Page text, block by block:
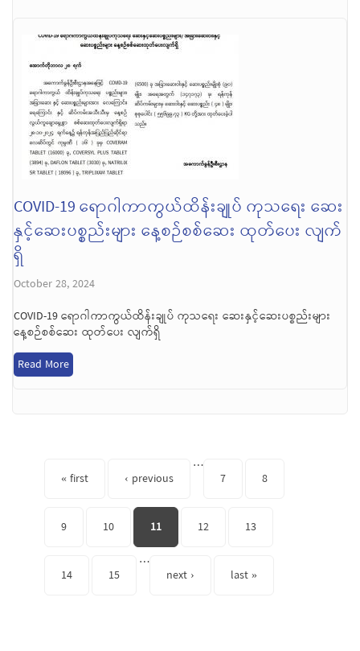
COVID-19 ရောဂါကာကွယ်ထိန်းချုပ် ကုသရေး ဆေး
နှင့်ဆေးပစ္စည်းများ နေ့စဉ်စစ်ဆေး ထုတ်ပေး လျက်
ရှိ
October 28, 2024
COVID-19 ရောဂါကာကွယ်ထိန်းချုပ် ကုသရေး ဆေးနှင့်ဆေးပစ္စည်းများ
နေ့စဉ်စစ်ဆေး ထုတ်ပေး လျက်ရှိ
Read More
« first ‹ previous
…
7
8
9 10 11 12 13
14 15
…
next ›
last »